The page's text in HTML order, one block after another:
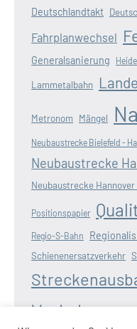
Deutschlandtakt
Fahrplanwechsel
Generalsanierung
Lammetalbahn
Metronom Mängel
Neubaustrecke Bielefeld -
Neubaustrecke
Neubaustrecke
Positionspapier
Regio-S-Bahn
Schienenersatzverkehr